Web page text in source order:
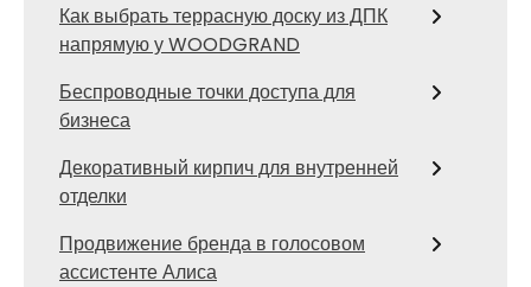
Как выбрать террасную доску из ДПК
напрямую у WOODGRAND
Беспроводные точки доступа для
бизнеса
Декоративный кирпич для внутренней
отделки
Продвижение бренда в голосовом
ассистенте Алиса